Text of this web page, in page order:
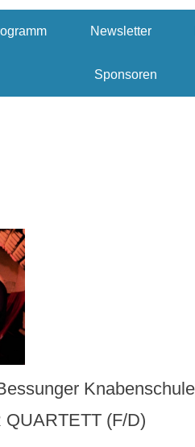
Newsletter
Sponsoren
Knabenschule
(F/D)